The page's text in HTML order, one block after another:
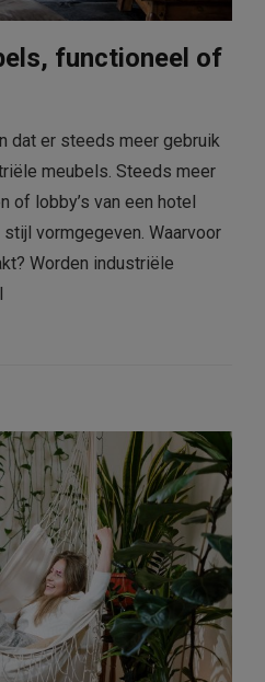
functioneel of
dat er steeds meer gebruik
meubels. Steeds meer
of lobby’s van een hotel
vormgegeven. Waarvoor
Worden industriële